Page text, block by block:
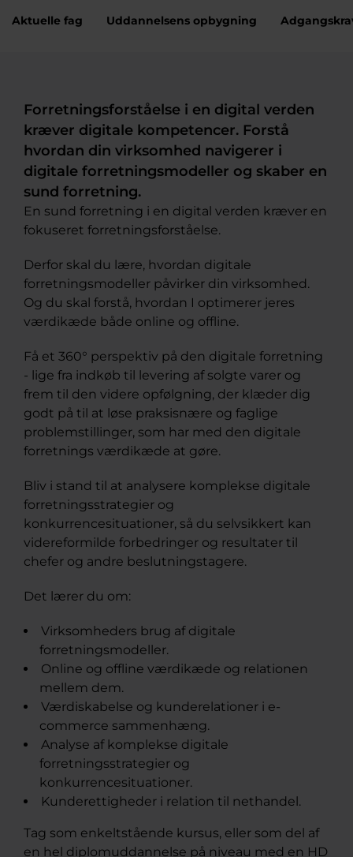
Aktuelle fag Uddannelsens opbygning
Forretningsforståelse i en digital verden
kræver digitale kompetencer. Forstå
hvordan din virksomhed navigerer i
digitale forretningsmodeller og skaber en
sund forretning.
En sund forretning i en digital verden kræver en
fokuseret forretningsforståelse.
Derfor skal du lære, hvordan digitale
forretningsmodeller påvirker din virksomhed.
Og du skal forstå, hvordan I optimerer jeres
værdikæde både online og offline.
Få et 360° perspektiv på den digitale forretning
- lige fra indkøb til levering af solgte varer og
frem til den videre opfølgning, der klæder dig
godt på til at løse praksisnære og faglige
problemstillinger, som har med den digitale
forretnings værdikæde at gøre.
Bliv i stand til at analysere komplekse digitale
forretningsstrategier og
konkurrencesituationer, så du selvsikkert kan
videreformilde forbedringer og resultater til
chefer og andre beslutningstagere.
Det lærer du om:
Virksomheders brug af digitale
forretningsmodeller.
Online og offline værdikæde og relationen
mellem dem.
Værdiskabelse og kunderelationer i e-
commerce sammenhæng.
Analyse af komplekse digitale
forretningsstrategier og
konkurrencesituationer.
Kunderettigheder i relation til nethandel.
Tag som enkeltstående kursus, eller som del af
en hel diplomuddannelse på niveau med en HD